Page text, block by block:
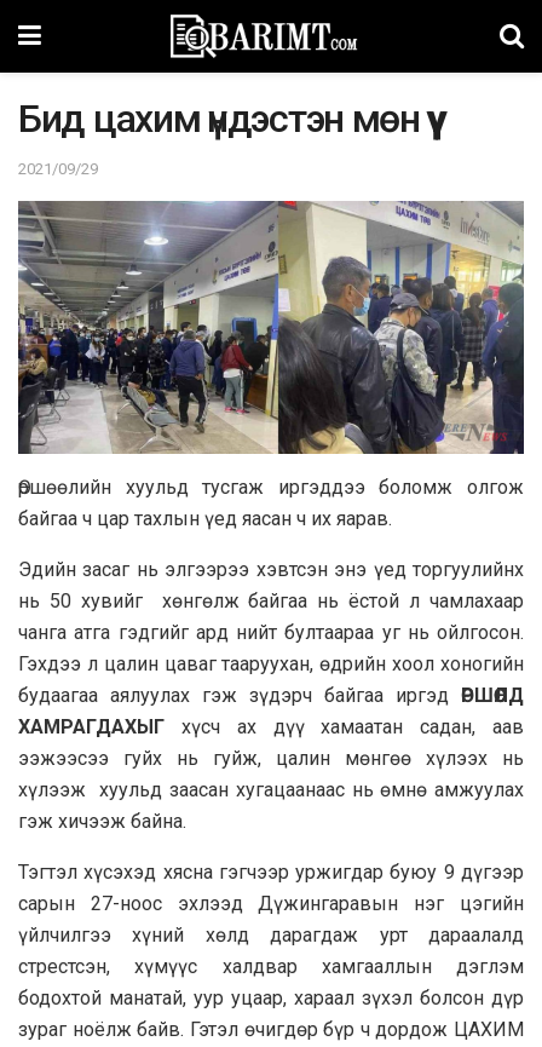
Бид цахим үндэстэн мөн үү
2021/09/29
Өршөөлийн хуульд тусгаж иргэддээ боломж олгож
байгаа ч цар тахлын үед яасан ч их яарав.
Эдийн засаг нь элгээрээ хэвтсэн энэ үед торгуулийнх
нь 50 хувийг хөнгөлж байгаа нь ёстой л чамлахаар
чанга атга гэдгийг ард нийт бултаараа уг нь ойлгосон.
Гэхдээ л цалин цаваг тааруухан, өдрийн хоол хоногийн
будаагаа аялуулах гэж зүдэрч байгаа иргэд ӨРШӨӨЛД
ХАМРАГДАХЫГ хүсч ах дүү хамаатан садан, аав
ээжээсээ гуйх нь гуйж, цалин мөнгөө хүлээх нь
хүлээж хуульд заасан хугацаанаас нь өмнө амжуулах
гэж хичээж байна.
Тэгтэл хүсэхэд хясна гэгчээр уржигдар буюу 9 дүгээр
сарын 27-ноос эхлээд Дүжингаравын нэг цэгийн
үйлчилгээ хүний хөлд дарагдаж урт дараалалд
стрестсэн, хүмүүс халдвар хамгааллын дэглэм
бодохтой манатай, уур уцаар, хараал зүхэл болсон дүр
зураг ноёлж байв. Гэтэл өчигдөр бүр ч дордож ЦАХИМ